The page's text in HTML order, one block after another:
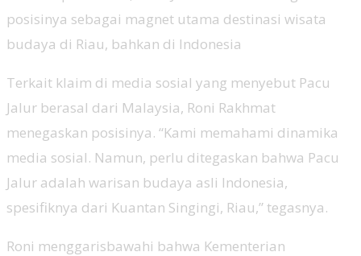
posisinya sebagai magnet utama destinasi wisata
budaya di Riau, bahkan di Indonesia
Terkait klaim di media sosial yang menyebut Pacu
Jalur berasal dari Malaysia, Roni Rakhmat
menegaskan posisinya. “Kami memahami dinamika
media sosial. Namun, perlu ditegaskan bahwa Pacu
Jalur adalah warisan budaya asli Indonesia,
spesifiknya dari Kuantan Singingi, Riau,” tegasnya.
Roni menggarisbawahi bahwa Kementerian